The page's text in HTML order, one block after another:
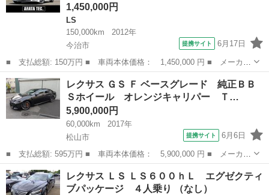
1,450,000円
LS
150,000km
2012年
今治市
提携サイト 6月17日
■ 支払総額: 150万円 ■ 車両本体価格： 1,450,000 円 ■ メーカー
名： レクサス ■ 車種名： ＬＳ ■ グレード名： ＬＳ４６０
Ｆスポーツ サンルーフ シートヒーター シートクーラー シート
メモリ機能...
愛媛 今治市 LS
レクサス ＧＳ Ｆ ベースグレード 純正ＢＢ
Ｓホイール オレンジキャリパー Ｔ…
5,900,000円
60,000km
2017年
松山市
提携サイト 6月6日
■ 支払総額: 595万円 ■ 車両本体価格： 5,900,000 円 ■ メーカー
名： レクサス ■ 車種名： ＧＳ Ｆ ■ グレード名： ベースグレ
ード 純正ＢＢＳホイール オレンジキャリパー ＴＶキット ■ 排
気量：...
愛媛 松山市 レクサス
レクサス ＬＳ ＬＳ６００ｈＬ エグゼクティ
ブパッケージ ４人乗り （なし）